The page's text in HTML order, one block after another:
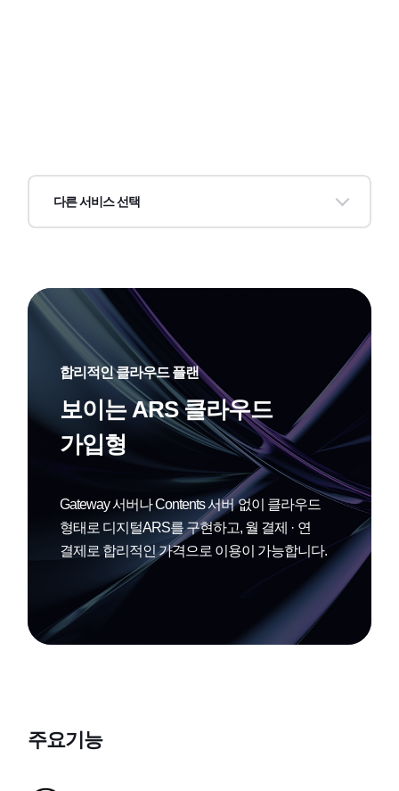
다른 서비스 선택
보이는 ARS 클라우드 가입형
모바일 채널 연결 서비스
카카오톡 상담 연결 서비스
상담 만족도 · 설문조사
합리적인 클라우드 플랜
보이는 ARS 클라우드
가입형
Gateway 서버나 Contents 서버 없이 클라우드
형태로 디지털ARS를 구현하고, 월 결제 · 연
결제로 합리적인 가격으로 이용이 가능합니다.
주요기능